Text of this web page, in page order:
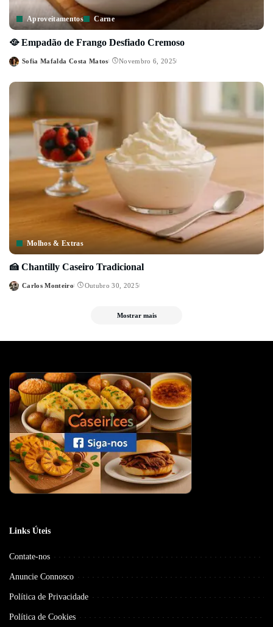
Aproveitamentos Carne
🥘 Empadão de Frango Desfiado Cremoso
Posted
Sofia Mafalda Costa Matos Novembro 6, 2025
Molhos & Extras
🍰 Chantilly Caseiro Tradicional
Posted
Carlos Monteiro Outubro 30, 2025
Mostrar mais
Links Úteis
Contate-nos
Anuncie Connosco
Política de Privacidade
Política de Cookies